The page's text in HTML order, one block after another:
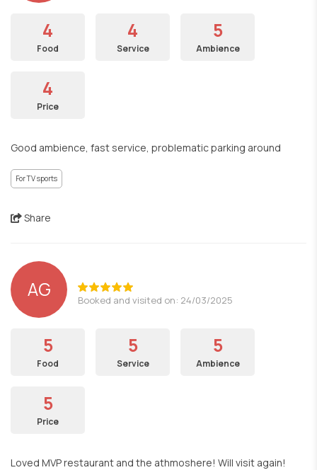
4
Food
4
Service
5
Ambience
4
Price
Good ambience, fast service, problematic parking around
For TV sports
Share
AG Booked and visited on: 24/03/2025
5
Food
5
Service
5
Ambience
5
Price
Loved MVP restaurant and the athmoshere! Will visit again!